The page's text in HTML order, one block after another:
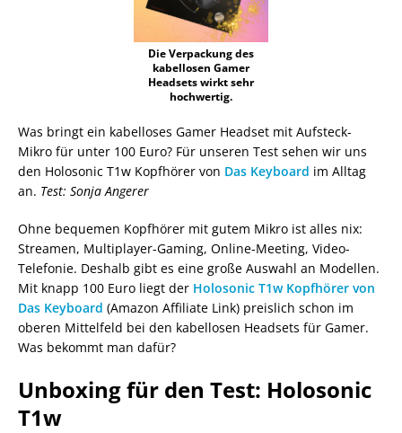
Die Verpackung des
kabellosen Gamer
Headsets wirkt sehr
hochwertig.
Was bringt ein kabelloses Gamer Headset mit Aufsteck-
Mikro für unter 100 Euro? Für unseren Test sehen wir uns
den Holosonic T1w Kopfhörer von Das Keyboard im Alltag
an. Test: Sonja Angerer
Ohne bequemen Kopfhörer mit gutem Mikro ist alles nix:
Streamen, Multiplayer-Gaming, Online-Meeting, Video-
Telefonie. Deshalb gibt es eine große Auswahl an Modellen.
Mit knapp 100 Euro liegt der Holosonic T1w Kopfhörer von
Das Keyboard (Amazon Affiliate Link) preislich schon im
oberen Mittelfeld bei den kabellosen Headsets für Gamer.
Was bekommt man dafür?
Unboxing für den Test: Holosonic
T1w